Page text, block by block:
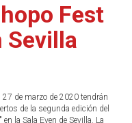
Fest
Sevilla
de marzo de 2020 tendrán
de la segunda edición del
en la Sala Even de Sevilla. La